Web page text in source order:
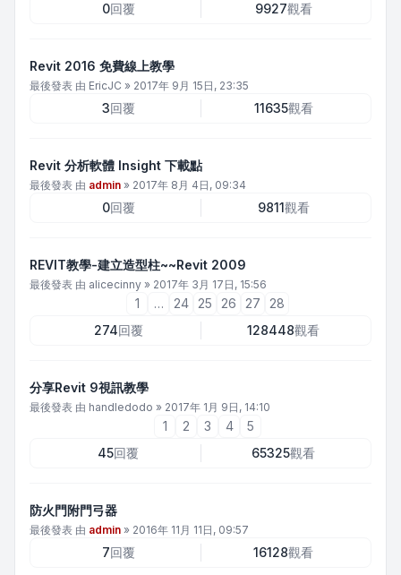
0回覆 9927觀看
Revit 2016 免費線上教學
最後發表 由 EricJC » 2017年 9月 15日, 23:35
3回覆 11635觀看
Revit 分析軟體 Insight 下載點
最後發表 由 admin » 2017年 8月 4日, 09:34
0回覆 9811觀看
REVIT教學-建立造型柱~~Revit 2009
最後發表 由 alicecinny » 2017年 3月 17日, 15:56
1 … 24 25 26 27
28
274回覆 128448觀看
分享Revit 9視訊教學
最後發表 由 handledodo » 2017年 1月 9日, 14:10
1 2 3 4
5
45回覆 65325觀看
防火門附門弓器
最後發表 由 admin » 2016年 11月 11日, 09:57
7回覆 16128觀看